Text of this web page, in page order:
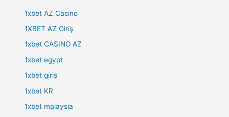
1xbet AZ Casino
1XBET AZ Giriş
1xbet CASINO AZ
1xbet egypt
1xbet giriş
1xbet KR
1xbet malaysia